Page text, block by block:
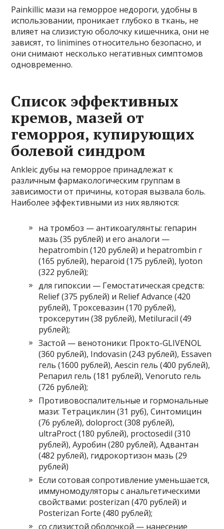
Painkillic мази на геморрое недороги, удобны в
использовании, проникает глубоко в ткань, не
влияет на слизистую оболочку кишечника, они не
зависят, то linimines относительно безопасно, и
они снимают несколько негативных симптомов
одновременно.
Список эффективных
кремов, мазей от
геморроя, купирующих
болевой синдром
Ankleic дубы на геморрое принадлежат к
различным фармакологическим группам в
зависимости от причины, которая вызвала боль.
Наиболее эффективными из них являются:
на тромбоз — антикоагулянты: гепарин
мазь (35 рублей) и его аналоги —
hepatrombin (120 рублей) и hepatrombin г
(165 рублей), heparoid (175 рублей), lyoton
(322 рублей);
для гипоксии — Гемостатическая средств:
Relief (375 рублей) и Relief Advance (420
рублей), Троксевазин (170 рублей),
троксерутин (38 рублей), Metiluracil (49
рублей);
Застой — венотоники: Прокто-GLIVENOL
(360 рублей), Indovasin (243 рублей), Essaven
гель (1600 рублей), Aescin гель (400 рублей),
Репарил гель (181 рублей), Venoruto гель
(726 рублей);
Противовоспалительные и гормональные
мази: Тетрациклин (31 руб), Синтомицин
(76 рублей), doloproct (308 рублей),
ultraProct (180 рублей), proctosedil (310
рублей), Ауробин (280 рублей), Адвантан
(482 рублей), гидрокортизон мазь (29
рублей)
Если сотовая сопротивление уменьшается,
иммуномодуляторы с анальгетическими
свойствами: posterizan (470 рублей) и
Posterizan Forte (480 рублей);
со слизистой оболочкой — нанесение